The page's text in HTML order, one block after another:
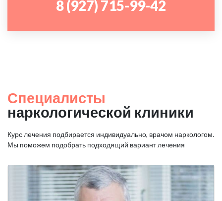
8 (927) 715-99-42
Специалисты
наркологической клиники
Курс лечения подбирается индивидуально, врачом наркологом.
Мы поможем подобрать подходящий вариант лечения